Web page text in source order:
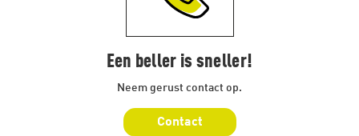
Een beller is sneller!
Neem gerust contact op.
Contact